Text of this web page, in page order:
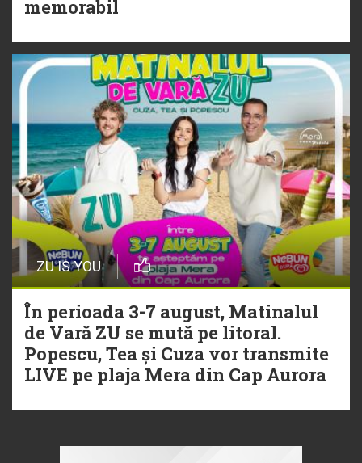
memorabil
ZU IS YOU
În perioada 3-7 august, Matinalul
de Vară ZU se mută pe litoral.
Popescu, Tea și Cuza vor transmite
LIVE pe plaja Mera din Cap Aurora